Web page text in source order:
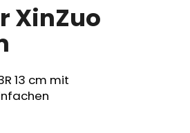
XinZuo
13 cm mit